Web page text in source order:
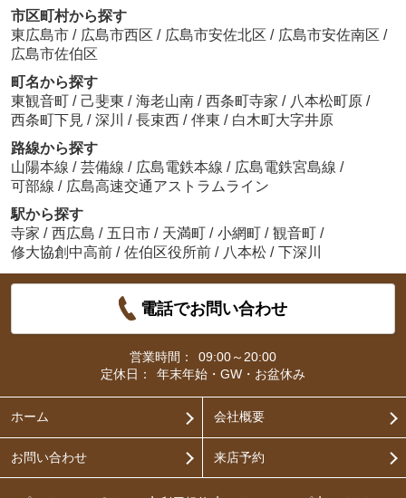
市区町村から探す
東広島市 / 広島市西区 / 広島市安佐北区 / 広島市安佐南区 /
広島市佐伯区
町名から探す
東観音町 / 己斐東 / 海老山南 / 西条町寺家 / 八本松町原 /
西条町下見 / 深川 / 長束西 / 伴東 / 白木町大字井原
路線から探す
山陽本線 / 芸備線 / 広島電鉄本線 / 広島電鉄宮島線 /
可部線 / 広島高速交通アストラムライン
駅から探す
寺家 / 西広島 / 五日市 / 天満町 / 小網町 / 観音町 /
修大協創中高前 / 佐伯区役所前 / 八本松 / 下深川
電話でお問い合わせ
営業時間：
09:00～20:00
定休日：
年末年始・GW・お盆休み
ホーム 会社概要
お問い合わせ 来店予約